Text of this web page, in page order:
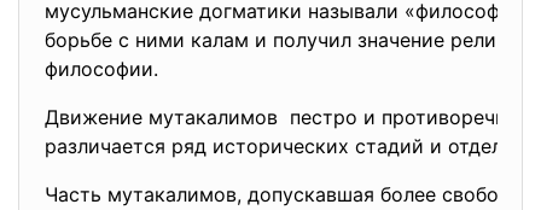
мусульманские догматики называли
борьбе с ними калам и получил значение
философии.
Движение мутакалимов пестро и
различается ряд исторических стадий и
Часть мутакалимов, допускавшая более